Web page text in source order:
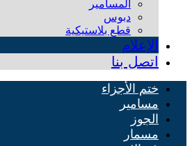
المسامير
دبوس
قطع بلاستيكية
الإعلام
اتصل بنا
ختم الأجزاء
مسامير
الجوز
مسمار